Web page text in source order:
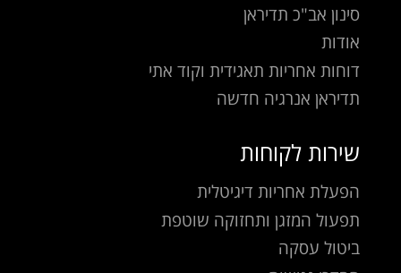
סינון אב"כ תדיראן
אודות
דוחות אחריות תאגידית וקוד אתי
תדיראן אנרגיה חדשה
שירות לקוחות
הפעלת אחריות דיגיטלית
תפעול המזגן ותחזוקה שוטפת
ביטול עסקה